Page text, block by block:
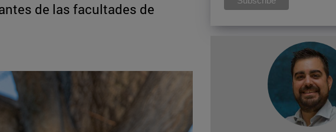
de las facultades de